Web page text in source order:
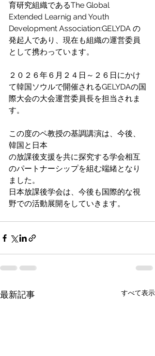
育研究組織であるThe Global
Extended Learnig and Youth
Development Association:GELYDA の
発起人であり、現在も組織の運営委員
として携わっています。
２０２６年６月２４日～２６日にかけ
て韓国ソウルで開催されるGELYDAの国
際大会の大会運営委員長を担当されま
す。
この度のペ教授の基調講演は、今後、
韓国と日本
の放課後支援を共に探究する学会相互
のパートナーシップを組む端緒となり
ました。
日本放課後学会は、今後も国際的な視
野での活動展開をしていきます。
最新記事 すべて表示